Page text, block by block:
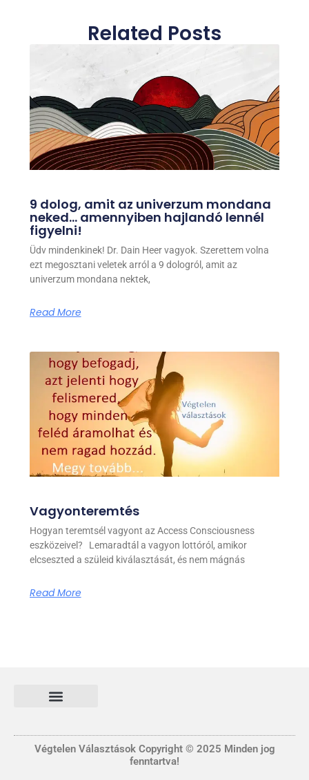
Related Posts
9 dolog, amit az univerzum mondana
neked… amennyiben hajlandó lennél
figyelni!
Üdv mindenkinek! Dr. Dain Heer vagyok. Szerettem volna
ezt megosztani veletek arról a 9 dologról, amit az
univerzum mondana nektek,
Read More
Vagyonteremtés
Hogyan teremtsél vagyont az Access Consciousness
eszközeivel? Lemaradtál a vagyon lottóról, amikor
elcseszted a szüleid kiválasztását, és nem mágnás
Read More
Végtelen Választások Copyright © 2025 Minden jog
fenntartva!